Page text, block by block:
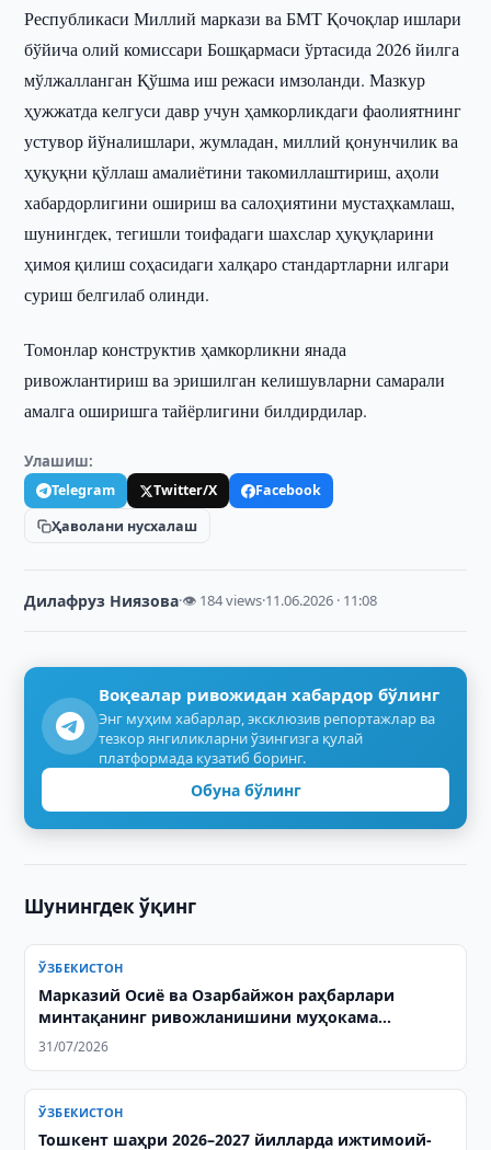
Республикаси Миллий маркази ва БМТ Қочоқлар ишлари
бўйича олий комиссари Бошқармаси ўртасида 2026 йилга
мўлжалланган Қўшма иш режаси имзоланди. Мазкур
ҳужжатда келгуси давр учун ҳамкорликдаги фаолиятнинг
устувор йўналишлари, жумладан, миллий қонунчилик ва
ҳуқуқни қўллаш амалиётини такомиллаштириш, аҳоли
хабардорлигини ошириш ва салоҳиятини мустаҳкамлаш,
шунингдек, тегишли тоифадаги шахслар ҳуқуқларини
ҳимоя қилиш соҳасидаги халқаро стандартларни илгари
суриш белгилаб олинди.
Томонлар конструктив ҳамкорликни янада
ривожлантириш ва эришилган келишувларни самарали
амалга оширишга тайёрлигини билдирдилар.
Улашиш:
Telegram Twitter/X
Facebook
Ҳаволани нусхалаш
Дилафруз Ниязова·👁 184 views·11.06.2026 · 11:08
Воқеалар ривожидан хабардор бўлинг
Энг муҳим хабарлар, эксклюзив репортажлар ва
тезкор янгиликларни ўзингизга қулай
платформада кузатиб боринг.
Обуна бўлинг
Шунингдек ўқинг
ЎЗБЕКИСТОН
Марказий Осиё ва Озарбайжон раҳбарлари
минтақанинг ривожланишини муҳокама
қилишди ва қўшма декларация қабул қилишди
31/07/2026
ЎЗБЕКИСТОН
Тошкент шаҳри 2026–2027 йилларда ижтимоий-